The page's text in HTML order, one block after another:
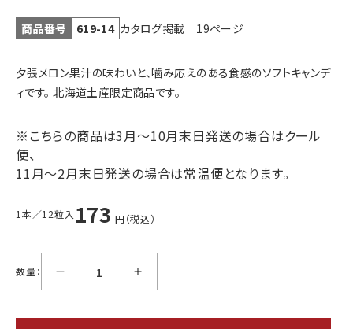
北海道特産品
乳製品・
ラーメン スープカレー
海産物
海産物
商品番号 619-14 カタログ掲載 19ページ
夕張メロン果汁の味わいと、噛み応えのある食感のソフトキャンデ
ィです。 北海道土産限定商品です。
※こちらの商品は3月〜10月末日発送の場合はクール
便、
11月〜2月末日発送の場合は常温便となります。
1本／12粒入 173 円（税込）
数量：